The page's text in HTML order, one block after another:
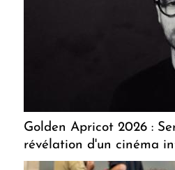
Golden Apricot 2026 :
révélation d'un cinéma